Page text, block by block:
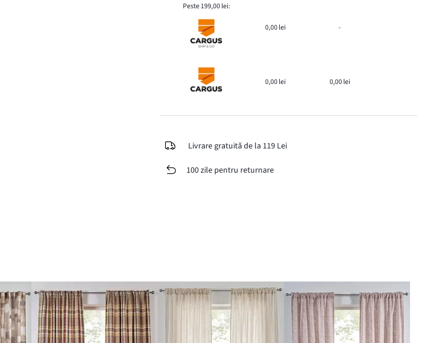
Peste 199,00 lei:
0,00 lei -
0,00 lei 0,00 lei
Livrare gratuită de la 119 Lei
100 zile pentru returnare